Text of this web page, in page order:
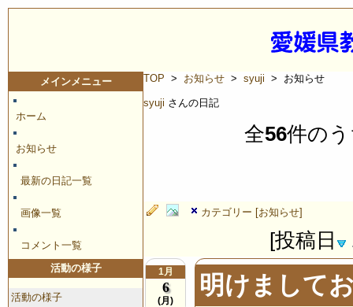
メインメニュー
ホーム
お知らせ
最新の日記一覧
画像一覧
コメント一覧
活動の様子
活動の様子
TOP > お知らせ > syuji > お知らせ
syuji さんの日記
全56件の
カテゴリー [お知らせ]
[投稿日
1月
6
(月)
明けまして